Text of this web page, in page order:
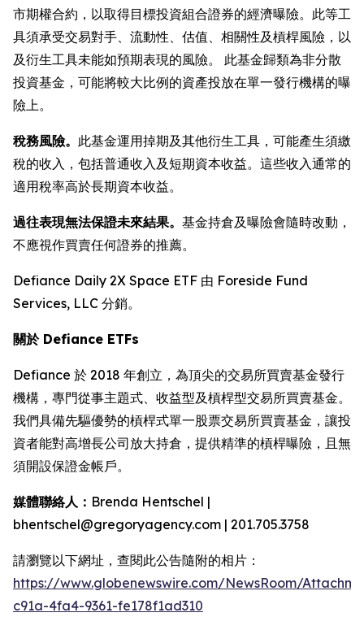
市期權合約，以取得目標投資組合證券的經濟曝險。此等工
具須承受交易對手、流動性、估值、相關性及槓桿風險，以
及衍生工具未能如預期表現的風險。 此基金歸類為非分散
投資基金，可能將較大比例的資產投放在單一發行機構的曝
險上。
稅務風險。 此基金運用掉期及其他衍生工具，可能產生須繳
稅的收入，包括普通收入及短期資本收益。這些收入通常的
適用稅率高於長期資本收益。
過往表現無法保證未來結果。 基金持倉及曝險會隨時改動，
不應視作買賣任何證券的推薦。
Defiance Daily 2X Space ETF 由 Foreside Fund
Services, LLC 分銷。
關於 Defiance ETFs
Defiance 於 2018 年創立，為頂尖的交易所買賣基金發行
機構，專門從事主題式、收益型及槓桿型交易所買賣基金。
我們具備先驅優勢的槓桿式單一股票交易所買賣基金，讓投
資者能對高增長公司放大持倉，提供精準的槓桿曝險，且無
須開設保證金帳戶。
媒體聯絡人： Brenda Hentschel |
bhentschel@gregoryagency.com | 201.705.3758
請瀏覽以下網址，查閱此公告隨附的相片：
https://www.globenewswire.com/NewsRoom/
c91a-4fa4-9361-fe178f1ad310